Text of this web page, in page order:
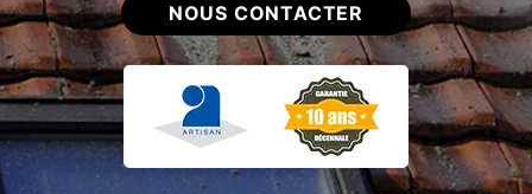
NOUS CONTACTER